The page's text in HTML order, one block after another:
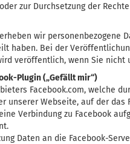
zur Durchsetzung der
wir personenbezogene
haben. Bei der
veröffentlich, wenn Sie nicht
Plugin („Gefällt mir“)
Facebook.com, welche
unserer Webseite, auf der
Verbindung zu Facebook
Daten an die Facebook-